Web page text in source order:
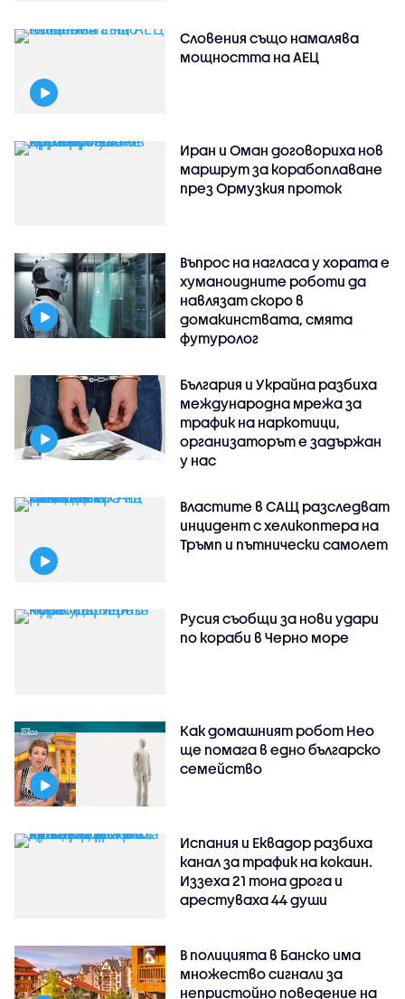
Словения също намалява
мощността на АЕЦ
Иран и Оман договориха нов
маршрут за корабоплаване
през Ормузкия проток
Въпрос на нагласа у хората е
хуманоидните роботи да
навлязат скоро в
домакинствата, смята
футуролог
България и Украйна разбиха
международна мрежа за
трафик на наркотици,
организаторът е задържан
у нас
Властите в САЩ разследват
инцидент с хеликоптера на
Тръмп и пътнически самолет
Русия съобщи за нови удари
по кораби в Черно море
Как домашният робот Нео
ще помага в едно българско
семейство
Испания и Еквадор разбиха
канал за трафик на кокаин.
Иззеха 21 тона дрога и
арестуваха 44 души
В полицията в Банско има
множество сигнали за
непристойно поведение на